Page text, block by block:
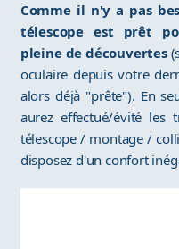
Comme il n'y a pas
télescope est prêt
pleine de découvertes
oculaire depuis votre
alors déjà "prête"). En
aurez effectué/évité les
télescope / montage /
disposez d'un confort